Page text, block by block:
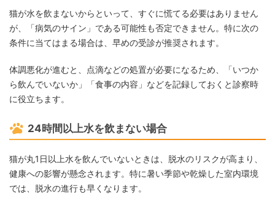
猫が水を飲まないからといって、すぐに慌てる必要はありません
が、「病気のサイン」である可能性も否定できません。特に次の
条件に当てはまる場合は、早めの受診が推奨されます。
体調悪化が進むと、点滴などの処置が必要になるため、「いつか
ら飲んでいないか」「食事の内容」などを記録しておくと診察時
に役立ちます。
24時間以上水を飲まない場合
猫が丸1日以上水を飲んでいないときは、脱水のリスクが高まり、
健康への影響が懸念されます。特に暑い季節や乾燥した室内環境
では、脱水の進行も早くなります。